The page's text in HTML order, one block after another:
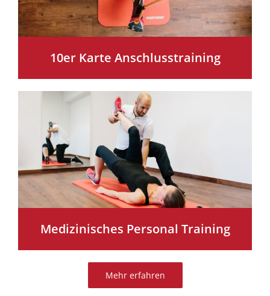
10er Karte Anschlusstraining
Medizinisches Personal Training
Mehr erfahren